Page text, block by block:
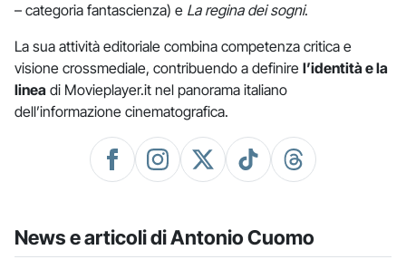
– categoria fantascienza) e La regina dei sogni.
La sua attività editoriale combina competenza critica e
visione crossmediale, contribuendo a definire l’identità e la
linea di Movieplayer.it nel panorama italiano
dell’informazione cinematografica.
News e articoli di Antonio Cuomo